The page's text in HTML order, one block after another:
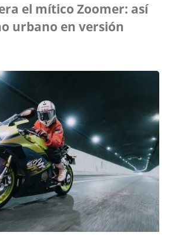
el mítico Zoomer: así
urbano en versión